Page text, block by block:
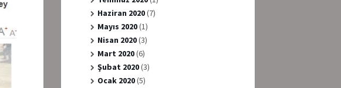
Haziran 2020(7)
Mayıs 2020(1)
Nisan 2020(3)
Mart 2020(6)
Şubat 2020(3)
Ocak 2020(5)